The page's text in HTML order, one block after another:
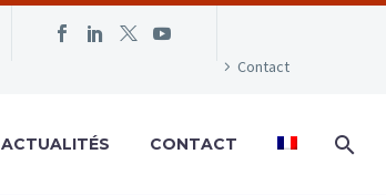
Contact
ACTUALITÉS CONTACT